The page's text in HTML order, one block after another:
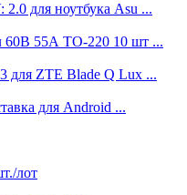
для ноутбука Asu ...
60В 55А TO-220 10 шт ...
для ZTE Blade Q Lux ...
для Android ...
лот